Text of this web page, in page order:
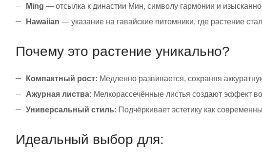
Ming — отсылка к династии Мин, символу гармонии и
Hawaiian — указание на гавайские питомники, где растение
Почему это растение уникально?
Компактный рост: Медленно развивается, сохраняя
Ажурная листва: Мелкорассечённые листья создают эффект
Универсальный стиль: Подчёркивает эстетику как
Идеальный выбор для: